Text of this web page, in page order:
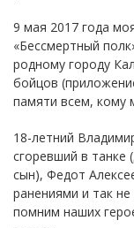
9 мая 2017 года
«Бессмертный
родному городу
бойцов
памяти всем, кому
18-летний
сгоревший в танке
сын), Федот
ранениями и так
помним наших